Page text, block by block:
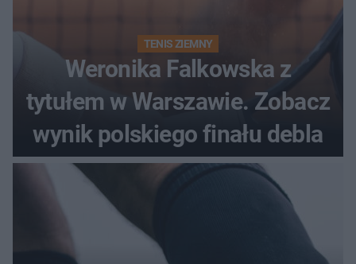
TENIS ZIEMNY
Weronika Falkowska z
tytułem w Warszawie. Zobacz
wynik polskiego finału debla